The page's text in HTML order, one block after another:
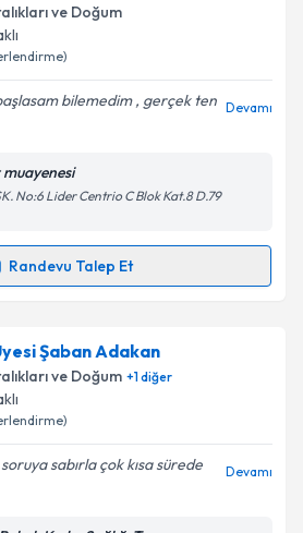
uzmandan randevu almanız için bir
e-posta ile bilgilendireceğiz.
işlenmesine ilişkin
ve kişisel verilerimin belirtilen
kabul ediyorum.
Talebini Gönder
ve Doğum
bilemedim , gerçek ten Devamı
No:6 Lider Centrio C Blok Kat.8 D.79
Randevu Talep Et
Talebi
Tatariçin randevu takvimi talebi
uzmandan randevu almanız için bir
e-posta ile bilgilendireceğiz.
Şaban Adakan
ve Doğum +1diğer
sabırla çok kısa sürede
Devamı